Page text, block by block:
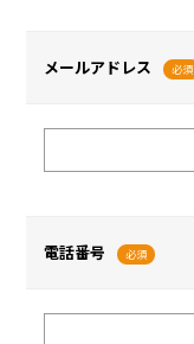
メールアドレス 必須
電話番号 必須